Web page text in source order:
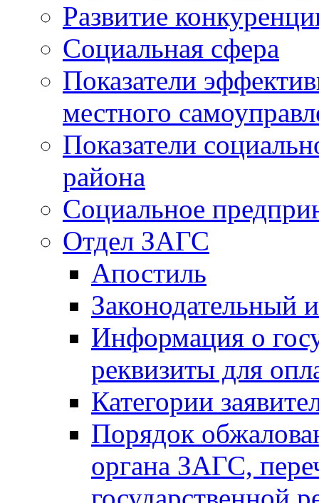
Развитие
Социальная сфера
Показатели
местного
Показатели
района
Социальное
Отдел ЗАГС
Апостиль
Законодательный
Информация о
реквизиты для
Категории
Порядок
органа ЗАГС,